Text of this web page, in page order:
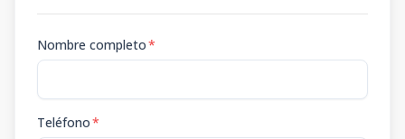
Nombre completo*
Teléfono*